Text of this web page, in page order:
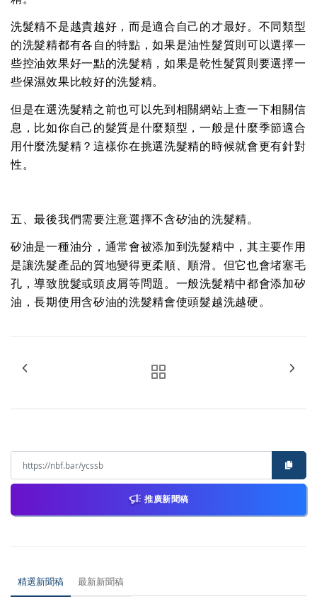
洗髮精不是越貴越好，而是適合自己的才最好。不同類型
的洗髮精都有各自的特點，如果是油性髮質則可以選擇一
些控油效果好一點的洗髮精，如果是乾性髮質則要選擇一
些保濕效果比較好的洗髮精。
但是在選洗髮精之前也可以先到相關網站上查一下相關信
息，比如你自己的髮質是什麼類型，一般是什麼季節適合
用什麼洗髮精？這樣你在挑選洗髮精的時候就會更有針對
性。
五、最後我們需要注意選擇不含矽油的洗髮精。
矽油是一種油分，通常會被添加到洗髮精中，其主要作用
是讓洗髮產品的質地變得更柔順、順滑。但它也會堵塞毛
孔，導致脫髮或頭皮屑等問題。一般洗髮精中都會添加矽
油，長期使用含矽油的洗髮精會使頭髮越洗越硬。
推廣新聞稿
精選新聞稿 最新新聞稿